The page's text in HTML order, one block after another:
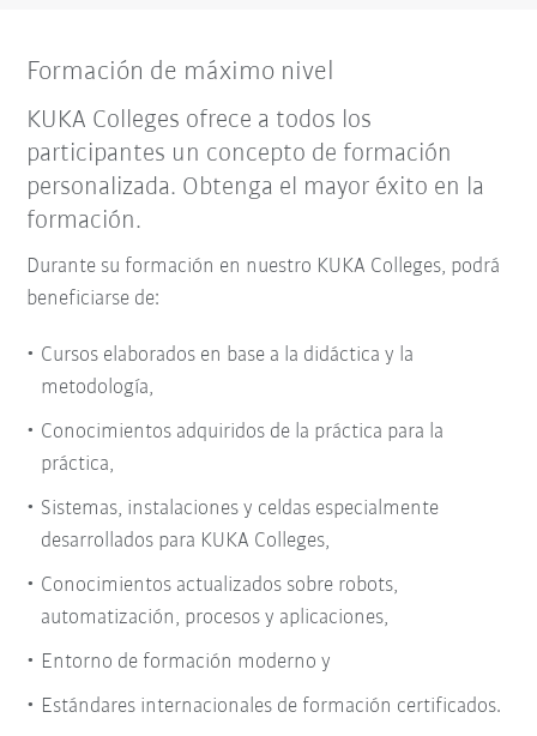
Formación de máximo nivel
KUKA Colleges ofrece a todos los
participantes un concepto de formación
personalizada. Obtenga el mayor éxito en la
formación.
Durante su formación en nuestro KUKA Colleges, podrá
beneficiarse de:
Cursos elaborados en base a la didáctica y la
metodología,
Conocimientos adquiridos de la práctica para la
práctica,
Sistemas, instalaciones y celdas especialmente
desarrollados para KUKA Colleges,
Conocimientos actualizados sobre robots,
automatización, procesos y aplicaciones,
Entorno de formación moderno y
Estándares internacionales de formación certificados.